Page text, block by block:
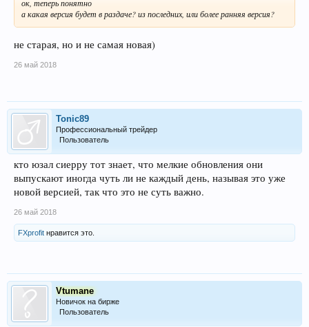
ок, теперь понятно
а какая версия будет в раздаче? из последних, или более ранняя версия?
не старая, но и не самая новая)
26 май 2018
Tonic89
Профессиональный трейдер
Пользователь
кто юзал сиерру тот знает, что мелкие обновления они
выпускают иногда чуть ли не каждый день, называя это уже
новой версией, так что это не суть важно.
26 май 2018
FXprofit нравится это.
Vtumane
Новичок на бирже
Пользователь